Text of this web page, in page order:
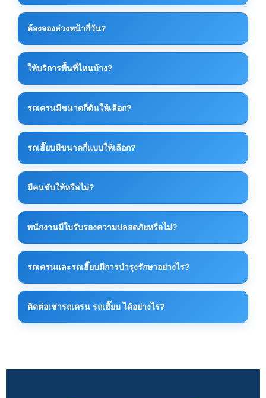
และหน้างานจริง โดยทั่วไป รถเครนเริ่มต้นประมาณ
7,500 บาท/วัน และรถเฮี๊ยบเริ่มต้นประมาณ 5,000 บาท/
วัน แนะนำให้ติดต่อเพื่อประเมินราคาที่เหมาะสมที่สุด
ต้องจองล่วงหน้ากี่วัน?
ควรจองล่วงหน้าอย่างน้อย 1–3 วัน เพื่อจัดคิวรถและ
เตรียมอุปกรณ์ให้เหมาะสมกับงาน แต่กรณีงานด่วน
สามารถสอบถามได้ทันที
ให้บริการพื้นที่ไหนบ้าง?
ฉบัง และพื้นที่นิคมอุตสาหกรรมใกล้เคียง
รถเครนมีขนาดกี่ตันให้เลือก?
มีหลายขนาดตั้งแต่ 10 ตัน 20 ตัน 30 ตัน ไปจนถึงเครน
ขนาดใหญ่สำหรับงานอุตสาหกรรม ทั้งนี้ขึ้นอยู่กับลักษณะ
งาน
รถเฮี๊ยบมีขนาดกี่แบบให้เลือก?
สามารถเลือกให้เหมาะกับงานยกของหนัก งานโรงงาน
หรือขนย้ายเครื่องจักรได้
มีคนขับให้หรือไม่?
ปลอดภัยและความถูกต้องในการยกของ
พนักงานมีใบรับรองความปลอดภัยหรือไม่?
พนักงานผ่านการอบรมด้านความปลอดภัยและมี
ประสบการณ์การทำงานจริงในไซต์งานอุตสาหกรรม
รถเครนและรถเฮี๊ยบมีการบำรุงรักษาอย่างไร?
มีการตรวจเช็คสภาพรถและระบบเครนเป็นประจำก่อนใช้
งานทุกครั้ง เพื่อความปลอดภัยและประสิทธิภาพสูงสุด
ติดต่อเช่ารถเครน รถเฮี๊ยบ ได้อย่างไร?